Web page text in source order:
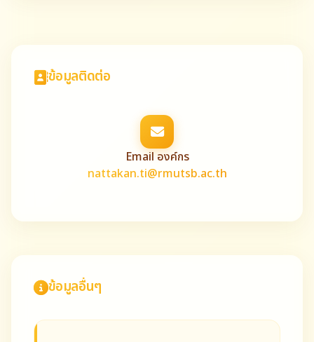
ข้อมูลติดต่อ
Email องค์กร
nattakan.ti@rmutsb.ac.th
ข้อมูลอื่นๆ